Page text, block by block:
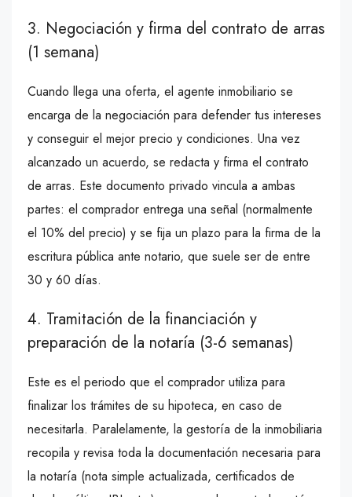
3. Negociación y firma del contrato de arras
(1 semana)
Cuando llega una oferta, el agente inmobiliario se
encarga de la negociación para defender tus intereses
y conseguir el mejor precio y condiciones. Una vez
alcanzado un acuerdo, se redacta y firma el contrato
de arras. Este documento privado vincula a ambas
partes: el comprador entrega una señal (normalmente
el 10% del precio) y se fija un plazo para la firma de la
escritura pública ante notario, que suele ser de entre
30 y 60 días.
4. Tramitación de la financiación y
preparación de la notaría (3-6 semanas)
Este es el periodo que el comprador utiliza para
finalizar los trámites de su hipoteca, en caso de
necesitarla. Paralelamente, la gestoría de la inmobiliaria
recopila y revisa toda la documentación necesaria para
la notaría (nota simple actualizada, certificados de